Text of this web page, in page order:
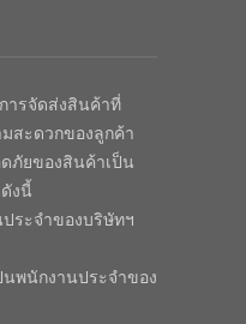
ารจัดส่งสินค้าที่
สะดวกของลูกค้า
ภัยของสินค้าเป็น
งนี้
ระจำของบริษัทฯ
พนักงานประจำของ